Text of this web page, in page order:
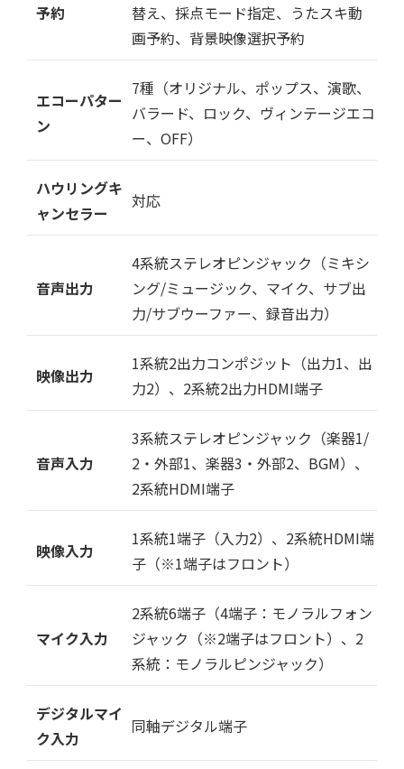
予約
替え、採点モード指定、うたスキ動
画予約、背景映像選択予約
エコーパター
ン
7種（オリジナル、ポップス、演歌、
バラード、ロック、ヴィンテージエコ
ー、OFF）
ハウリングキ
ャンセラー
対応
音声出力
4系統ステレオピンジャック（ミキシ
ング/ミュージック、マイク、サブ出
力/サブウーファー、録音出力）
映像出力
1系統2出力コンポジット（出力1、出
力2）、2系統2出力HDMI端子
音声入力
3系統ステレオピンジャック（楽器1/
2・外部1、楽器3・外部2、BGM）、
2系統HDMI端子
映像入力
1系統1端子（入力2）、2系統HDMI端
子（※1端子はフロント）
マイク入力
2系統6端子（4端子：モノラルフォン
ジャック（※2端子はフロント）、2
系統：モノラルピンジャック）
デジタルマイ
ク入力
同軸デジタル端子